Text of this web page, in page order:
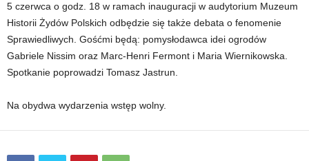
5 czerwca o godz. 18 w ramach inauguracji w audytorium Muzeum
Historii Żydów Polskich odbędzie się także debata o fenomenie
Sprawiedliwych. Gośćmi będą: pomysłodawca idei ogrodów
Gabriele Nissim oraz Marc-Henri Fermont i Maria Wiernikowska.
Spotkanie poprowadzi Tomasz Jastrun.
Na obydwa wydarzenia wstęp wolny.